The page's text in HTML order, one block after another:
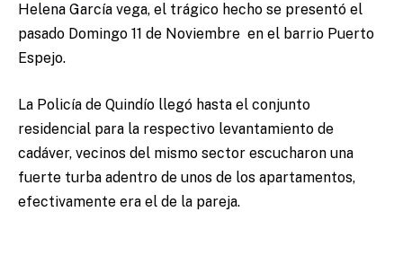
Helena García vega, el trágico hecho se presentó el
pasado Domingo 11 de Noviembre en el barrio Puerto
Espejo.
La Policía de Quindío llegó hasta el conjunto
residencial para la respectivo levantamiento de
cadáver, vecinos del mismo sector escucharon una
fuerte turba adentro de unos de los apartamentos,
efectivamente era el de la pareja.